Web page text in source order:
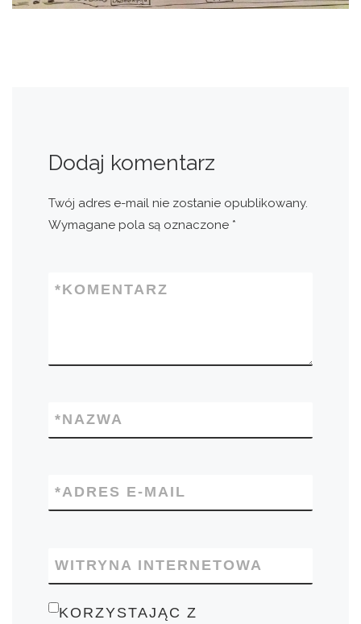
Dodaj komentarz
Twój adres e-mail nie zostanie opublikowany.
Wymagane pola są oznaczone *
KOMENTARZ
*
NAZWA
*
ADRES E-MAIL
*
WITRYNA INTERNETOWA
KORZYSTAJĄC Z